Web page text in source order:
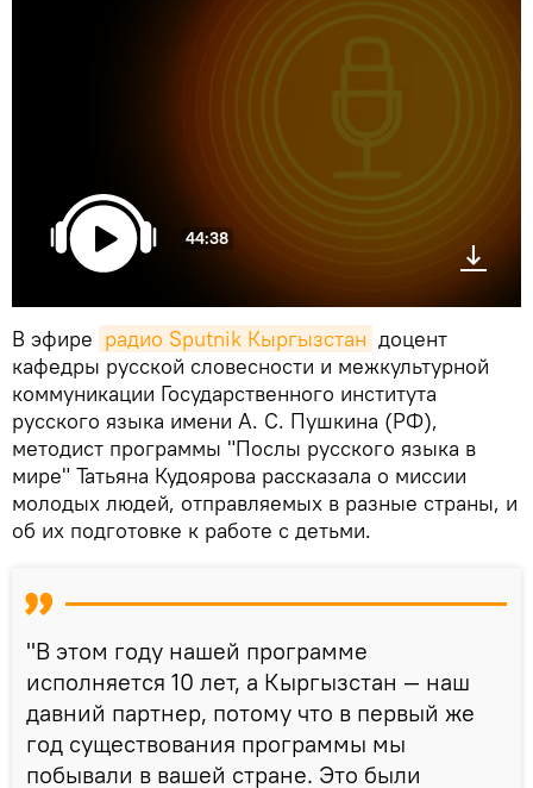
44:38
В эфире радио Sputnik Кыргызстан доцент
кафедры русской словесности и межкультурной
коммуникации Государственного института
русского языка имени А. С. Пушкина (РФ),
методист программы "Послы русского языка в
мире" Татьяна Кудоярова рассказала о миссии
молодых людей, отправляемых в разные страны, и
об их подготовке к работе с детьми.
"В этом году нашей программе
исполняется 10 лет, а Кыргызстан — наш
давний партнер, потому что в первый же
год существования программы мы
побывали в вашей стране. Это были